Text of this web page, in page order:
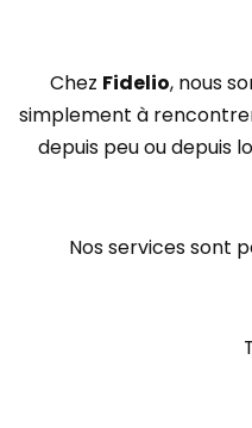
Chez Fidelio, nous
simplement à
depuis peu ou depuis
Nos services sont